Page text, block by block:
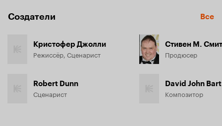
Создатели Все
Кристофер Джолли
Режиссёр, Сценарист
Robert Dunn
Сценарист
Стивен М. Смит
Продюсер
David John
Композитор